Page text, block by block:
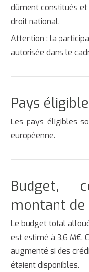
dûment constitués
droit national.
Attention : la
autorisée dans le
Pays
Les pays éligibles
européenne.
Budget,
montant de
Le budget total
est estimé à 3,6 M€.
augmenté si des
étaient disponibles.